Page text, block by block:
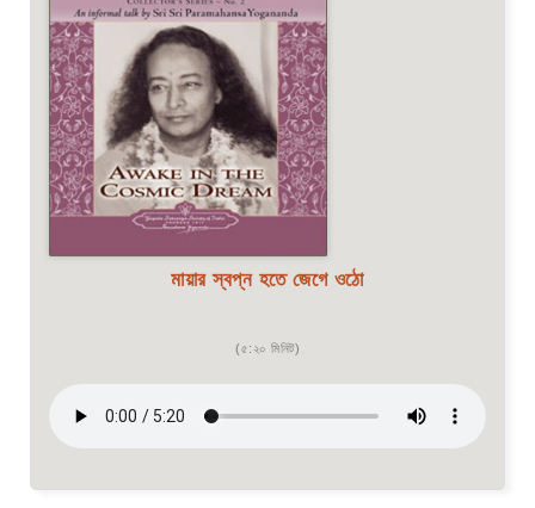
মায়ার স্বপ্ন হতে জেগে ওঠো
(৫:২০ মিনিট)